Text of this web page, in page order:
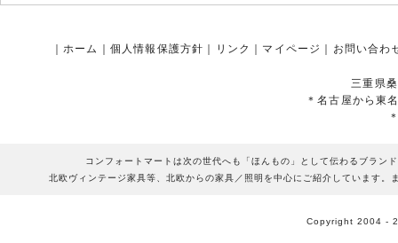
ホーム 個人情報保護方針 リンク マイページ お問い合わ
三重県
＊名古屋から東
コンフォートマートは次の世代へも「ほんもの」として伝わるブラン
北欧ヴィンテージ家具等、北欧からの家具／照明を中心にご紹介しています
Copyright 2004 -